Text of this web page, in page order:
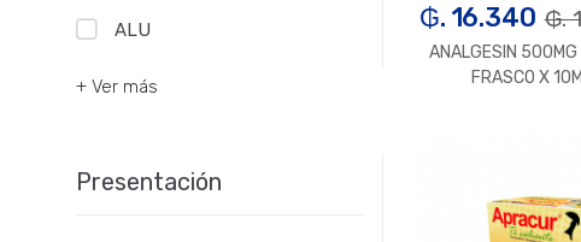
₲. 16.340 ₲.
ANALGESIN
FRASCO X
ALU
+ Ver más
Presentación